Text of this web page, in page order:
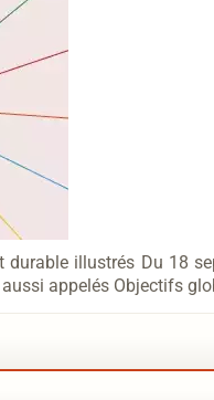
durable illustrés Du 18
appelés Objectifs